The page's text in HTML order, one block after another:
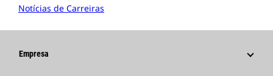
Notícias de Carreiras
Empresa